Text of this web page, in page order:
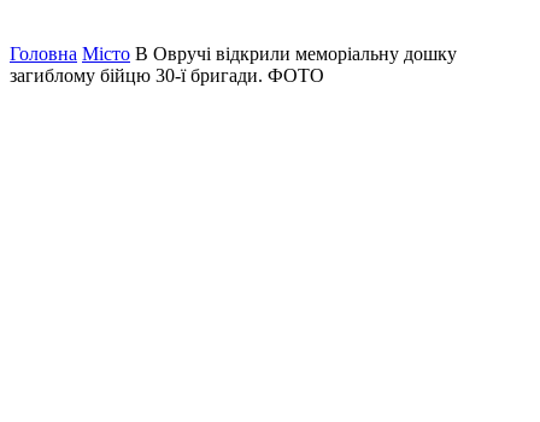
Головна Місто В Овручі відкрили меморіальну дошку
загиблому бійцю 30-ї бригади. ФОТО